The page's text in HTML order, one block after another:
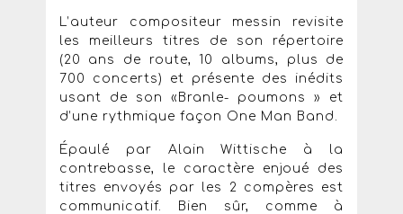
L’auteur compositeur messin revisite
les meilleurs titres de son répertoire
(20 ans de route, 10 albums, plus de
700 concerts) et présente des inédits
usant de son «Branle- poumons » et
d’une rythmique façon One Man Band.
Épaulé par Alain Wittische à la
contrebasse, le caractère enjoué des
titres envoyés par les 2 compères est
communicatif. Bien sûr, comme à